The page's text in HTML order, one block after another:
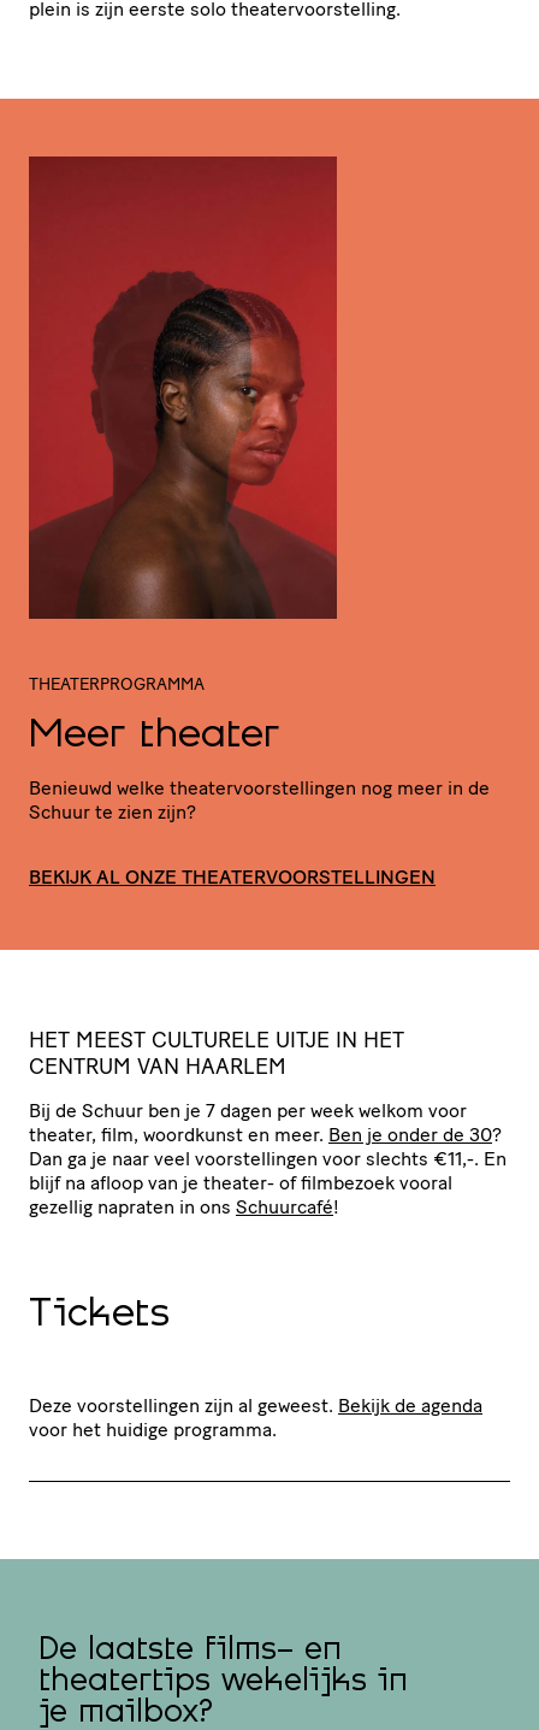
plein is zijn eerste solo theatervoorstelling.
THEATERPROGRAMMA
Meer theater
Benieuwd welke thea­ter­voor­stel­lingen nog meer in de
Schuur te zien zijn?
BEKIJK AL ONZE THEATERVOORSTELLINGEN
HET MEEST CULTURELE UITJE IN HET
CENTRUM VAN HAARLEM
Bij de Schuur ben je 7 dagen per week welkom voor
theater, film, woordkunst en meer. Ben je onder de 30?
Dan ga je naar veel voor­stel­lingen voor slechts €11,-. En
blijf na afloop van je theater- of filmbezoek vooral
gezellig napraten in ons Schuurcafé!
Tickets
Deze voorstellingen zijn al geweest. Bekijk de agenda
voor het huidige programma.
De laatste films- en
theatertips wekelijks in
je mailbox?